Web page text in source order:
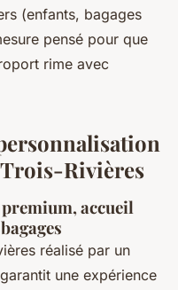
(enfants, bagages
pensé pour que
rime avec
Trois-Rivières
accueil
réalisé par un
une expérience